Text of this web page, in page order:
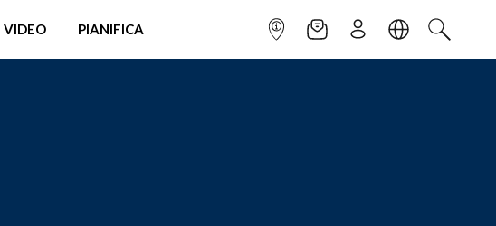
VIDEO PIANIFICA INFOPOINTNEWSLETTER
ISCRIVITILINGUACERCA